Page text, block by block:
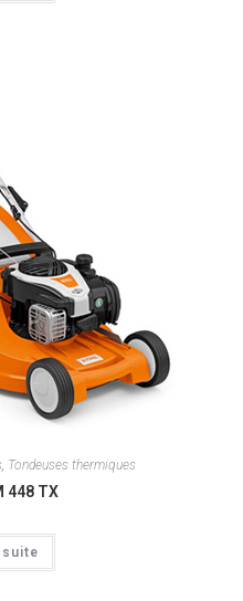
, Tondeuses thermiques
448 TX
suite